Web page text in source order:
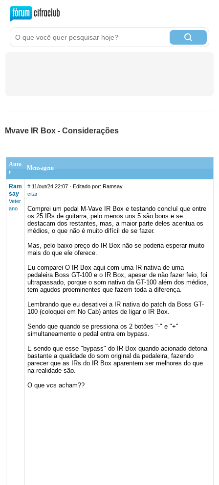
Mvave IR Box - Considerações
Auto
r
Mensagem
Ram
say
Veter
ano
# 11/out/24 22:07· Editado por: Ramsay
citar
Comprei um pedal M-Vave IR Box e testando concluí que entre
os 25 IRs de guitarra, pelo menos uns 5 são bons e se
destacam dos restantes, mas, a maior parte deles acentua os
médios, o que não é muito difícil de se fazer.
Mas, pelo baixo preço do IR Box não se poderia esperar muito
mais do que ele oferece.
Eu comparei O IR Box aqui com uma IR nativa de uma
pedaleira Boss GT-100 e o IR Box, apesar de não fazer feio, foi
ultrapassado, porque o som nativo da GT-100 além dos médios,
tem agudos proeminentes que fazem toda a diferença.
Lembrando que eu desativei a IR nativa do patch da Boss GT-
100 (coloquei em No Cab) antes de ligar o IR Box.
Sendo que quando se pressiona os 2 botões "-" e "+"
simultaneamente o pedal entra em bypass.
E sendo que esse "bypass" do IR Box quando acionado detona
bastante a qualidade do som original da pedaleira, fazendo
parecer que as IRs do IR Box aparentem ser melhores do que
na realidade são.
O que vcs acham??